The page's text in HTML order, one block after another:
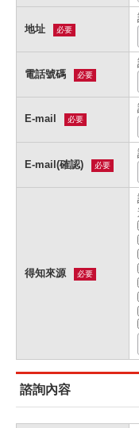
地址 必要
電話號碼 必要
E-mail 必要
E-mail(確認) 必要
得知來源 必要
諮詢內容